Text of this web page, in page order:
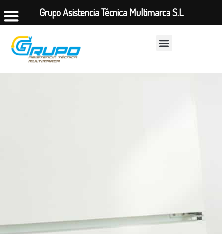
Grupo Asistencia Técnica Multimarca S.L